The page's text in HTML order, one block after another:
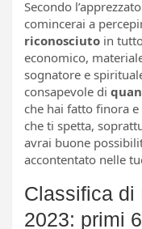
Secondo
comincerai a
riconosciuto in
economico,
sognatore e
consapevole di
che hai fatto finora e
che ti spetta,
avrai buone
accontentato nelle
Classifica di
2023: primi